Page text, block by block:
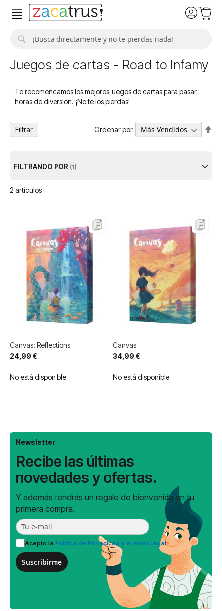
Juegos de cartas - Road to Infamy
Te recomendamos los mejores juegos de cartas para pasar
horas de diversión. ¡No te los pierdas!
2 artículos
Ordenar por
Canvas: Reflections
24,99 €
No está disponible
Canvas
34,99 €
No está disponible
Filtrar
FILTRANDO POR
Newsletter
Recibe las últimas
novedades y ofertas.
Y además tendrás un regalo de bienvenida en tu
primera compra.
Acepto la Política de Privacidad y el Aviso legal
Suscribirme